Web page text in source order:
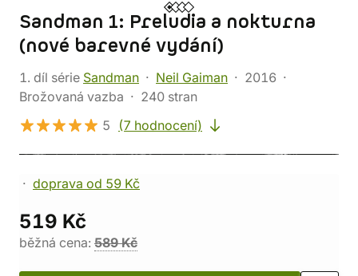
Sandman 1: Preludia a nokturna
(nové barevné vydání)
1. díl série Sandman Neil Gaiman
2016
Brožovaná vazba
240 stran
5
(7 hodnocení)
doprava od 59 Kč
519 Kč
běžná cena: 589 Kč